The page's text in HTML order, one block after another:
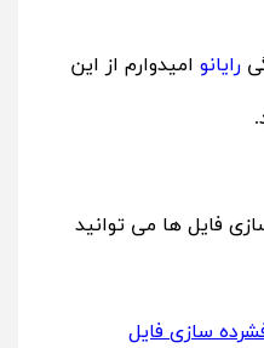
رایانو امیدوارم از این
فایل ها می توانید
سازی فایل